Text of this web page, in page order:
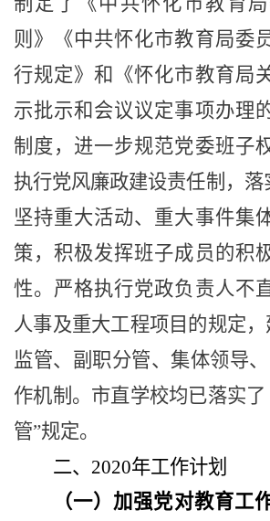
则》《中共怀化市教育局委
行规定》和《怀化市教育局
示批示和会议议定事项办理
制度，进一步规范党委班子
执行党风廉政建设责任制，落
坚持重大活动、重大事件集
策，积极发挥班子成员的积
性。严格执行党政负责人不
人事及重大工程项目的规定
监管、副职分管、集体领导
作机制。市直学校均已落实了
管”规定。
二、 2020年工作计划
（一）加强党对教育工